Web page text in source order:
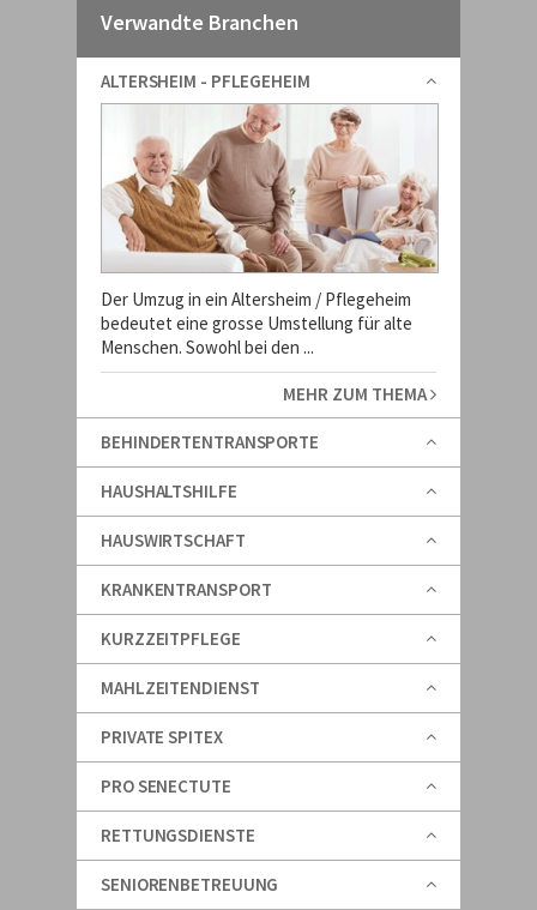
Verwandte Branchen
ALTERSHEIM - PFLEGEHEIM
Der Umzug in ein Altersheim / Pflegeheim
bedeutet eine grosse Umstellung für alte
Menschen. Sowohl bei den ...
MEHR ZUM THEMA
BEHINDERTENTRANSPORTE
HAUSHALTSHILFE
HAUSWIRTSCHAFT
KRANKENTRANSPORT
KURZZEITPFLEGE
MAHLZEITENDIENST
PRIVATE SPITEX
PRO SENECTUTE
RETTUNGSDIENSTE
SENIORENBETREUUNG